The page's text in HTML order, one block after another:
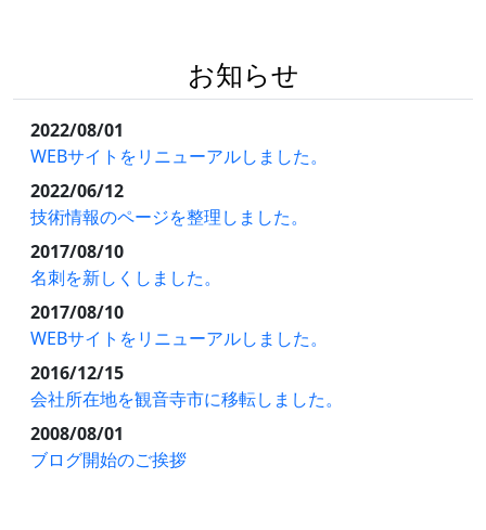
お知らせ
2022/08/01
WEBサイトをリニューアルしました。
2022/06/12
技術情報のページを整理しました。
2017/08/10
名刺を新しくしました。
2017/08/10
WEBサイトをリニューアルしました。
2016/12/15
会社所在地を観音寺市に移転しました。
2008/08/01
ブログ開始のご挨拶